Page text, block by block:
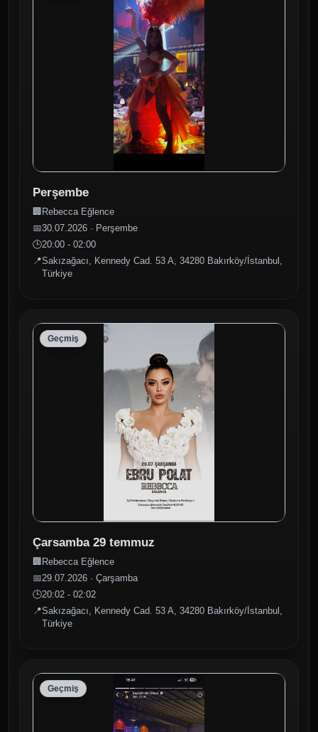
Perşembe
🏢 Rebecca Eğlence
📅30.07.2026 · Perşembe
🕒20:00 - 02:00
📍Sakızağacı, Kennedy Cad. 53 A, 34280 Bakırköy/İstanbul,
Türkiye
Geçmiş
Çarsamba 29 temmuz
🏢 Rebecca Eğlence
📅29.07.2026 · Çarşamba
🕒20:02 - 02:02
📍Sakızağacı, Kennedy Cad. 53 A, 34280 Bakırköy/İstanbul,
Türkiye
Geçmiş